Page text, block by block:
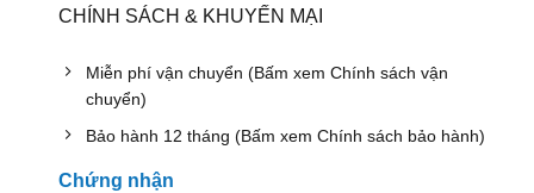
CHÍNH SÁCH & KHUYẾN MẠI
Miễn phí vận chuyển (Bấm xem Chính sách vận
chuyển)
Bảo hành 12 tháng (Bấm xem Chính sách bảo hành)
Chứng nhận